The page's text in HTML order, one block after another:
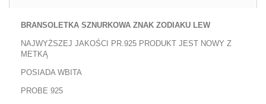
BRANSOLETKA SZNURKOWA ZNAK ZODIAKU LEW
NAJWYŻSZEJ JAKOŚCI PR.925 PRODUKT JEST NOWY Z
METKĄ
POSIADA WBITA
PROBE 925